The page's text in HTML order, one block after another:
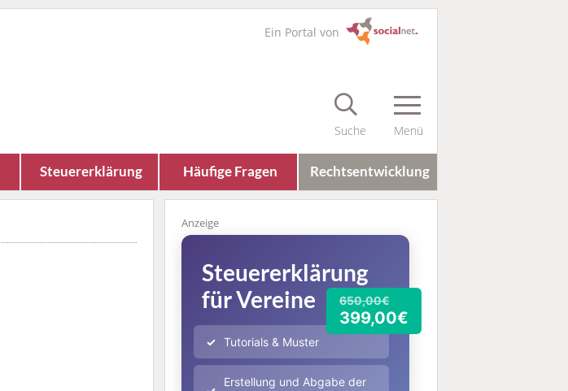
Ein Portal von
Steuererklärung Häufige Fragen Rechts­entwicklung
650,00€
399,00€
Steuererklärung
für Vereine
Tutorials & Muster
Erstellung und Abgabe der